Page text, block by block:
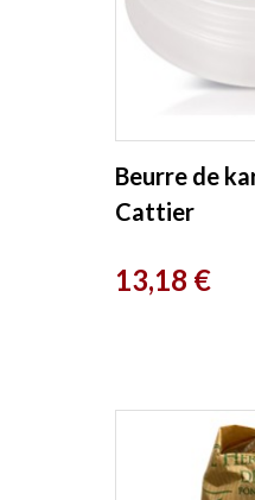
Beurre de
Cattier
Prix
13,18 €